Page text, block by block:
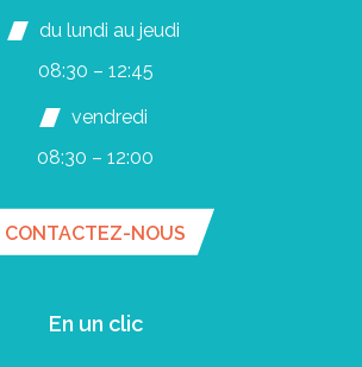
du lundi au jeudi
08:30 – 12:45
vendredi
08:30 – 12:00
CONTACTEZ-NOUS
En un clic